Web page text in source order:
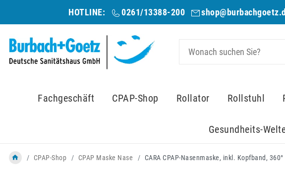
HOTLINE: 0261/13388-200
Fachgeschäft CPAP-Shop Rollator Rollstuhl
Gesundheits-
CPAP-Shop CPAP Maske Nase